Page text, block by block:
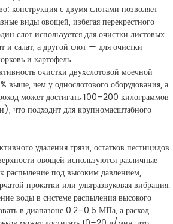
конструкция с двумя слотами позволяет
виды овощей, избегая перекрестного
слот используется для очистки листовых
салат, а другой слот — для очистки
и картофель.
очистки двухслотовой моечной
чем у однослотового оборудования, а
может достигать 100–200 килограммов
что подходит для крупномасштабного
удаления грязи, остатков пестицидов
овощей используются различные
распыление под высоким давлением,
прокатки или ультразвуковая вибрация.
воды в системе распыления высокого
в диапазоне 0,2–0,5 МПа, а расход